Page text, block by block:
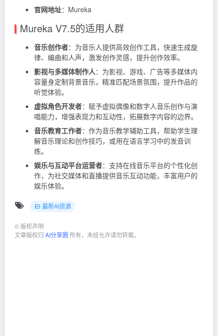
官网地址： Mureka
Mureka V7.5的适用人群
音乐创作者：为音乐人提供高效创作工具，快速生成旋
律、编曲和人声，激发创作灵感，提升创作效率。
影视与多媒体制作人：为影视、游戏、广告等多媒体内
容量身定制背景音乐，精准匹配场景氛围，提升作品的
听觉体验。
虚拟角色开发者：赋予虚拟偶像和数字人音乐创作与演
唱能力，增强表现力和互动性，拓展数字内容的边界。
音乐教育工作者：作为音乐教学辅助工具，帮助学生理
解音乐理论和创作技巧，或用在语言学习中的发音训
练。
娱乐与互动平台运营者：支持在线音乐平台的个性化创
作，为社交媒体和直播提供音乐互动功能，丰富用户的
娱乐体验。
最新AI资源
© 版权声明
文章版权归 AI分享圈 所有，未经允许请勿转载。